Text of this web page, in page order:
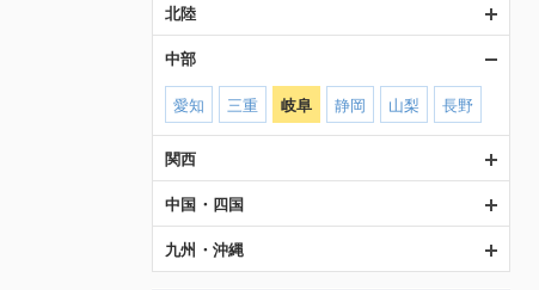
北陸
中部
愛知 三重 岐阜 静岡 山梨 長野
関西
中国・四国
九州・沖縄